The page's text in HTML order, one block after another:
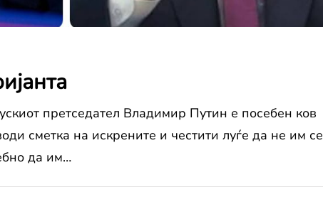
претседател Владимир Путин е посебен ков
сметка на искрените и честити луѓе да не им се
да им…